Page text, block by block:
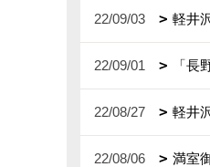
22/09/03 軽井
22/09/01 「長
22/08/27 軽井
22/08/06 満室